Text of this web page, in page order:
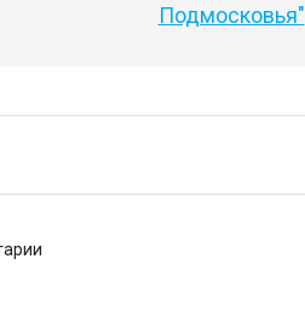
Подмосковья"